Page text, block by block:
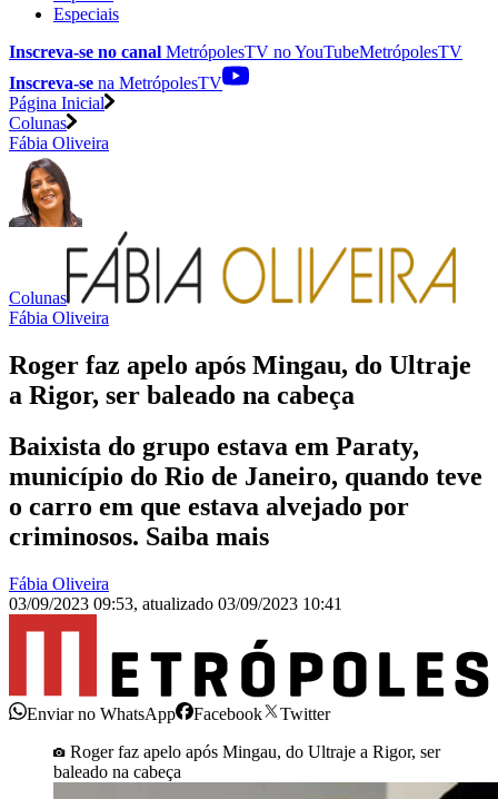
Especiais
Inscreva-se no canal MetrópolesTV noYouTubeMetrópolesTV
Inscreva-se na MetrópolesTV
Página Inicial
Colunas
Fábia Oliveira
Colunas
Fábia Oliveira
Roger faz apelo após Mingau, do Ultraje
a Rigor, ser baleado na cabeça
Baixista do grupo estava em Paraty,
município do Rio de Janeiro, quando teve
o carro em que estava alvejado por
criminosos. Saiba mais
Fábia Oliveira
03/09/2023 09:53, atualizado 03/09/2023 10:41
Enviar no WhatsApp Facebook
Twitter
Roger faz apelo após Mingau, do Ultraje a Rigor, ser
baleado na cabeça